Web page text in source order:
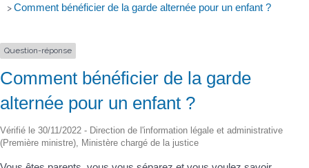
> Comment bénéficier de la garde alternée pour un enfant ?
Question-réponse
Comment bénéficier de la garde
alternée pour un enfant ?
Vérifié le 30/11/2022 - Direction de l'information légale et administrative
(Première ministre), Ministère chargé de la justice